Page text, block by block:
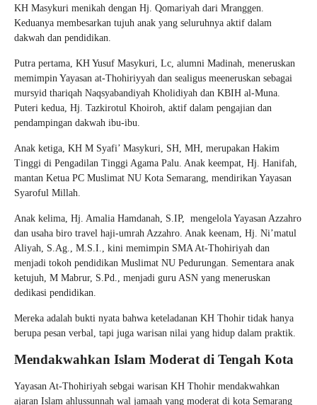
KH Masykuri menikah dengan Hj. Qomariyah dari Mranggen.
Keduanya membesarkan tujuh anak yang seluruhnya aktif dalam
dakwah dan pendidikan.
Putra pertama, KH Yusuf Masykuri, Lc, alumni Madinah, meneruskan
memimpin Yayasan at-Thohiriyyah dan sealigus meeneruskan sebagai
mursyid thariqah Naqsyabandiyah Kholidiyah dan KBIH al-Muna.
Puteri kedua, Hj. Tazkirotul Khoiroh, aktif dalam pengajian dan
pendampingan dakwah ibu-ibu.
Anak ketiga, KH M Syafi’ Masykuri, SH, MH, merupakan Hakim
Tinggi di Pengadilan Tinggi Agama Palu. Anak keempat, Hj. Hanifah,
mantan Ketua PC Muslimat NU Kota Semarang, mendirikan Yayasan
Syaroful Millah.
Anak kelima, Hj. Amalia Hamdanah, S.IP, mengelola Yayasan Azzahro
dan usaha biro travel haji-umrah Azzahro. Anak keenam, Hj. Ni’matul
Aliyah, S.Ag., M.S.I., kini memimpin SMA At-Thohiriyah dan
menjadi tokoh pendidikan Muslimat NU Pedurungan. Sementara anak
ketujuh, M Mabrur, S.Pd., menjadi guru ASN yang meneruskan
dedikasi pendidikan.
Mereka adalah bukti nyata bahwa keteladanan KH Thohir tidak hanya
berupa pesan verbal, tapi juga warisan nilai yang hidup dalam praktik.
Mendakwahkan Islam Moderat di Tengah Kota
Yayasan At-Thohiriyah sebgai warisan KH Thohir mendakwahkan
ajaran Islam ahlussunnah wal jamaah yang moderat di kota Semarang